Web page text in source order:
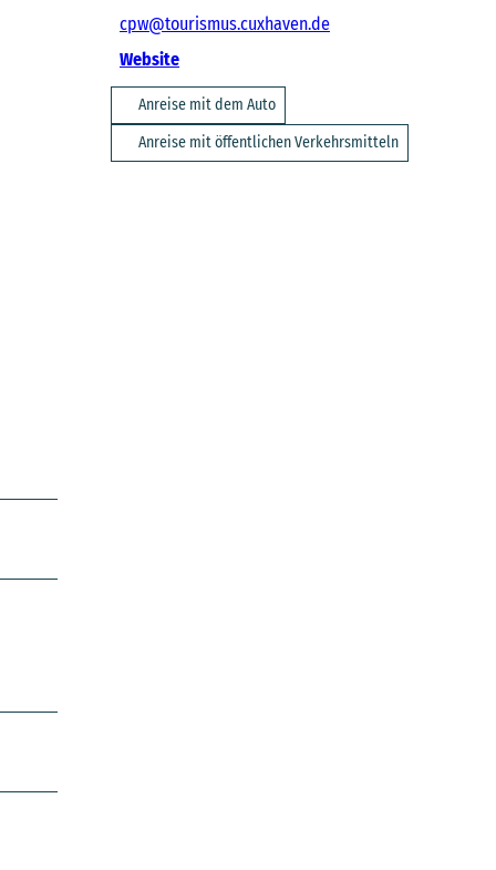
cpw@tourismus.cuxhaven.de
Website
Anreise mit dem Auto
Anreise mit öffentlichen Verkehrsmitteln